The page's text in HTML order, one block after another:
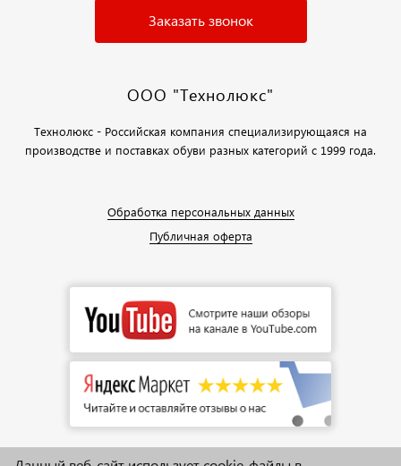
Заказать звонок
ООО "Технолюкс"
Технолюкс - Российская компания специализирующаяся на
производстве и поставках обуви разных категорий с 1999 года.
Обработка персональных данных
Публичная оферта